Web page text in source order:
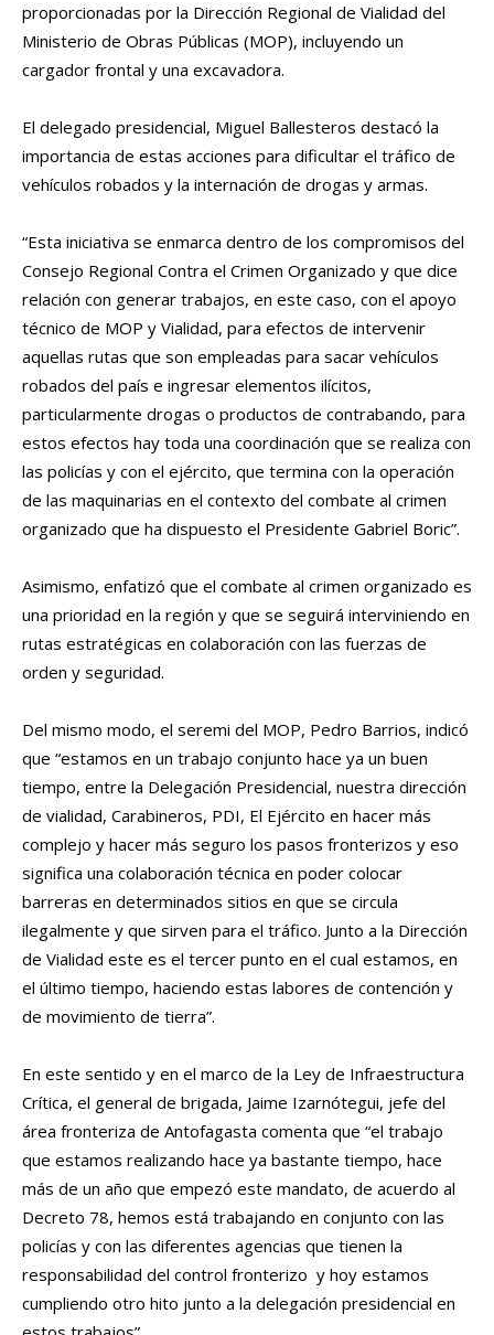
proporcionadas por la Dirección Regional de Vialidad del
Ministerio de Obras Públicas (MOP), incluyendo un
cargador frontal y una excavadora.
El delegado presidencial, Miguel Ballesteros destacó la
importancia de estas acciones para dificultar el tráfico de
vehículos robados y la internación de drogas y armas.
“Esta iniciativa se enmarca dentro de los compromisos del
Consejo Regional Contra el Crimen Organizado y que dice
relación con generar trabajos, en este caso, con el apoyo
técnico de MOP y Vialidad, para efectos de intervenir
aquellas rutas que son empleadas para sacar vehículos
robados del país e ingresar elementos ilícitos,
particularmente drogas o productos de contrabando, para
estos efectos hay toda una coordinación que se realiza con
las policías y con el ejército, que termina con la operación
de las maquinarias en el contexto del combate al crimen
organizado que ha dispuesto el Presidente Gabriel Boric”.
Asimismo, enfatizó que el combate al crimen organizado es
una prioridad en la región y que se seguirá interviniendo en
rutas estratégicas en colaboración con las fuerzas de
orden y seguridad.
Del mismo modo, el seremi del MOP, Pedro Barrios, indicó
que “estamos en un trabajo conjunto hace ya un buen
tiempo, entre la Delegación Presidencial, nuestra dirección
de vialidad, Carabineros, PDI, El Ejército en hacer más
complejo y hacer más seguro los pasos fronterizos y eso
significa una colaboración técnica en poder colocar
barreras en determinados sitios en que se circula
ilegalmente y que sirven para el tráfico. Junto a la Dirección
de Vialidad este es el tercer punto en el cual estamos, en
el último tiempo, haciendo estas labores de contención y
de movimiento de tierra”.
En este sentido y en el marco de la Ley de Infraestructura
Crítica, el general de brigada, Jaime Izarnótegui, jefe del
área fronteriza de Antofagasta comenta que “el trabajo
que estamos realizando hace ya bastante tiempo, hace
más de un año que empezó este mandato, de acuerdo al
Decreto 78, hemos está trabajando en conjunto con las
policías y con las diferentes agencias que tienen la
responsabilidad del control fronterizo y hoy estamos
cumpliendo otro hito junto a la delegación presidencial en